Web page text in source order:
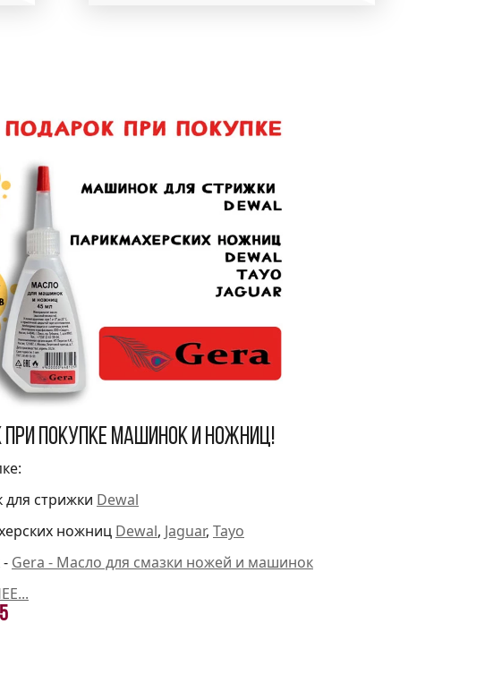
при покупке машинок и ножниц!
стрижки Dewal
ножниц Dewal, Jaguar, Tayo
- Gera - Масло для смазки ножей и машинок